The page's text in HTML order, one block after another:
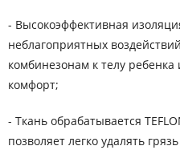
- Высокоэффективная
неблагоприятных
комбинезонам к телу ребенка
комфорт;
- Ткань обрабатывается
позволяет легко удалять